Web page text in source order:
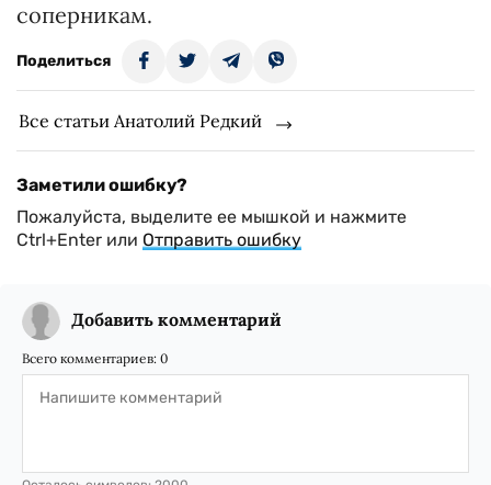
соперникам.
Поделиться
Все статьи Анатолий Редкий
Заметили ошибку?
Пожалуйста, выделите ее мышкой и нажмите
Ctrl+Enter или Отправить ошибку
Добавить комментарий
Всего комментариев: 0